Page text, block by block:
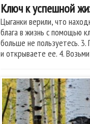
Ключ к успешной
Цыганки верили, что
блага в жизнь с помощью
больше не пользуетесь.
и открываете ее. 4.